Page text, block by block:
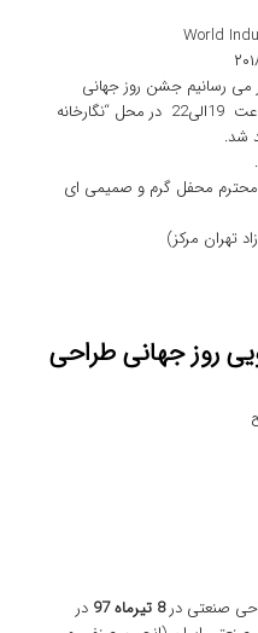
World
می رسانیم جشن روز جهانی
طراحی صنعتی در تاریخ ۸/۴/۹۷ از ساعت 19الی22 در محل “نگارخانه
شد.
محترم محفل گرم و صمیمی ای
تهران مرکز)
روز جهانی طراحی
صنعتی در8 تیرماه 97
در